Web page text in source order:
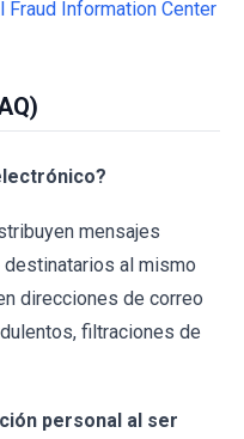
Fraud Information Center
mensajes
destinatarios al mismo
direcciones de correo
filtraciones de
personal al ser